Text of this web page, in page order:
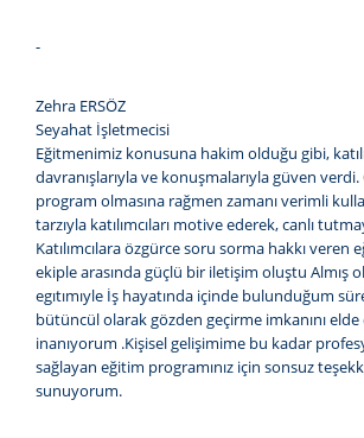
-
Zehra ERSÖZ
Seyahat İşletmecisi
Eğitmenimiz konusuna hakim olduğu gibi,
davranışlarıyla ve konuşmalarıyla güven
program olmasına rağmen zamanı verimli
tarzıyla katılımcıları motive ederek, canlı
Katılımcılara özgürce soru sorma hakkı veren
ekiple arasında güçlü bir iletişim oluştu Almış
egıtımıyle İş hayatında içinde bulunduğum
bütüncül olarak gözden geçirme imkanını
inanıyorum .Kişisel gelişimime bu kadar
sağlayan eğitim programınız için sonsuz
sunuyorum.